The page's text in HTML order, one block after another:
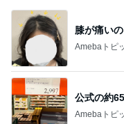
膝が痛い
Amebaトピ
公式の約
Amebaトピ